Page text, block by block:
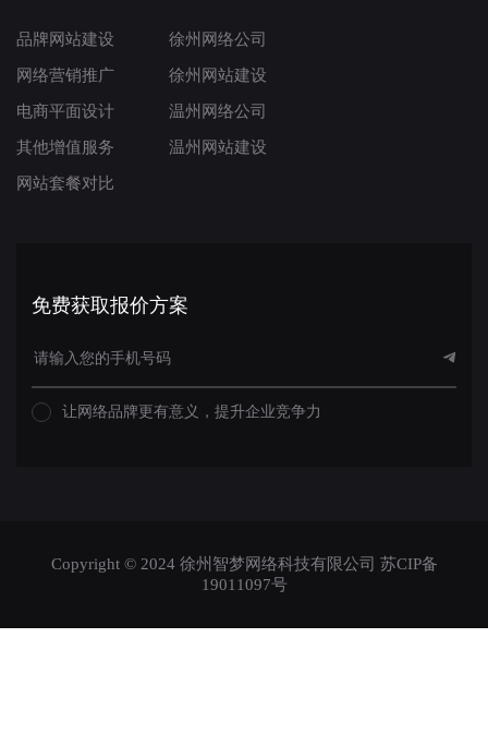
品牌网站建设
网络营销推广
电商平面设计
其他增值服务
网站套餐对比
徐州网络公司
徐州网站建设
温州网络公司
温州网站建设
免费获取报价方案
让网络品牌更有意义，提升企业竞争力
Copyright © 2024 徐州智梦网络科技有限公司 苏CIP备
19011097号